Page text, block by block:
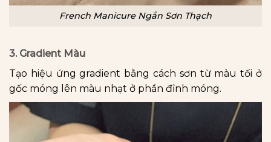
French Manicure Ngắn Sơn Thạch
3. Gradient Màu
Tạo hiệu ứng gradient bằng cách sơn từ màu tối ở
gốc móng lên màu nhạt ở phần đỉnh móng.